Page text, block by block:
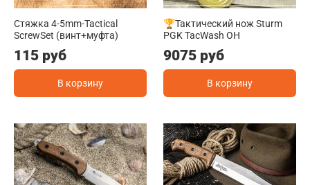
Стяжка 4-5mm-Tactical
ScrewSet (винт+муфта)
115 руб
В корзину
🏆Тактический нож Sturm
PGK TacWash OH
9075 руб
В корзину